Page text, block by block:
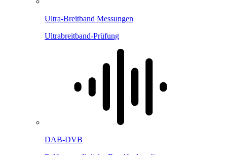
Ultra-Breitband Messungen
Ultrabreitband-Prüfung
DAB-DVB